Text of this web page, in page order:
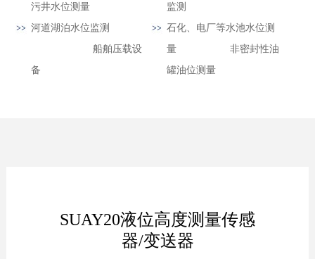
污井水位测量
监测
河道湖泊水位监测
船舶压载设
备
石化、电厂等水池水位测
量 非密封性油
罐油位测量
SUAY20液位高度测量传感
器/变送器